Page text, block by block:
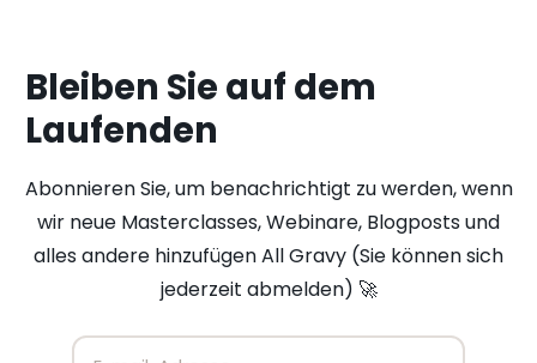
Bleiben Sie auf dem
Laufenden
Abonnieren Sie, um benachrichtigt zu werden, wenn
wir neue Masterclasses, Webinare, Blogposts und
alles andere hinzufügen All Gravy (Sie können sich
jederzeit abmelden) 🚀